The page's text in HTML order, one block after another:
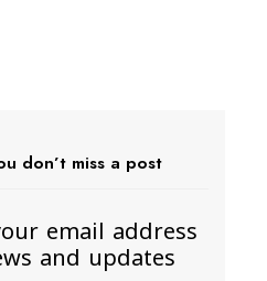
don’t miss a post
email address
and updates